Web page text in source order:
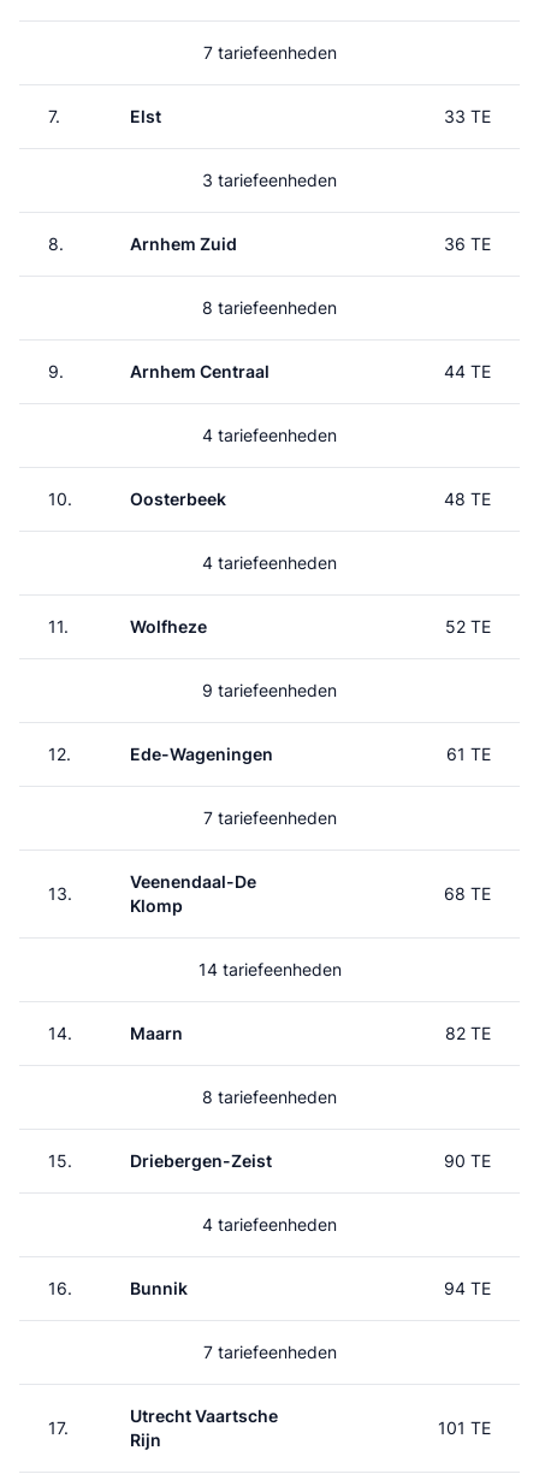
7 tariefeenheden
7. Elst 33 TE
3 tariefeenheden
8. Arnhem Zuid 36 TE
8 tariefeenheden
9. Arnhem Centraal 44 TE
4 tariefeenheden
10. Oosterbeek 48 TE
4 tariefeenheden
11. Wolfheze 52 TE
9 tariefeenheden
12. Ede-Wageningen 61 TE
7 tariefeenheden
13.
Veenendaal-De
Klomp
68 TE
14 tariefeenheden
14. Maarn 82 TE
8 tariefeenheden
15. Driebergen-Zeist 90 TE
4 tariefeenheden
16. Bunnik 94 TE
7 tariefeenheden
17.
Utrecht Vaartsche
Rijn
101 TE